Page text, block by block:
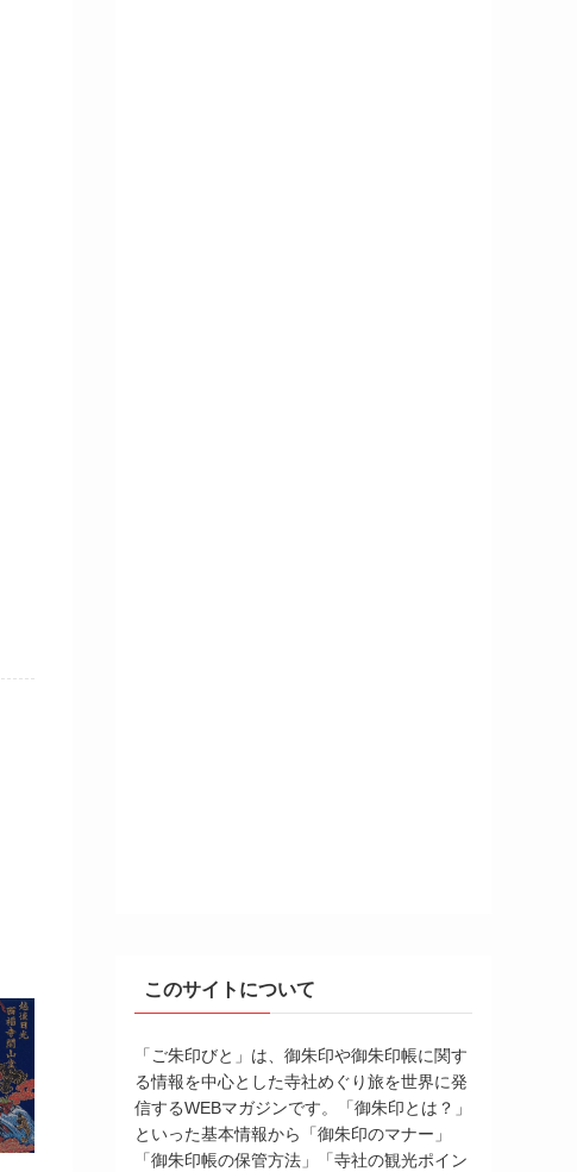
このサイトについて
「ご朱印びと」は、御朱印や御朱印帳に関す
る情報を中心とした寺社めぐり旅を世界に発
信するWEBマガジンです。「御朱印とは？」
といった基本情報から「御朱印のマナー」
「御朱印帳の保管方法」「寺社の観光ポイン